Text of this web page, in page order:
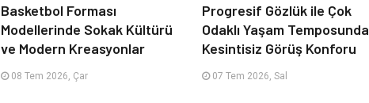
Basketbol Forması
Modellerinde Sokak Kültürü
ve Modern Kreasyonlar
08 Tem 2026, Çar
Progresif Gözlük ile Çok
Odaklı Yaşam Temposunda
Kesintisiz Görüş Konforu
07 Tem 2026, Sal